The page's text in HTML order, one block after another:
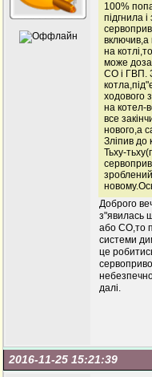
100%
підгнила
включив,а
на
може
СО і ГВП.
ходового
на котел-
все
нового,а
Зліпив до
Тьху-
Доброго
з"явилась
або СО,то
системи
це
далі.
2016-11-25 15:21:39